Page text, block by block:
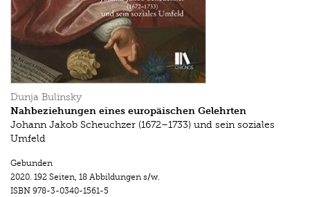
Dunja Bulinsky
Nahbeziehungen eines europäischen Gelehrten
Johann Jakob Scheuchzer (1672–1733) und sein soziales
Umfeld
Gebunden
2020. 192 Seiten, 18 Abbildungen s/w.
ISBN 978-3-0340-1561-5